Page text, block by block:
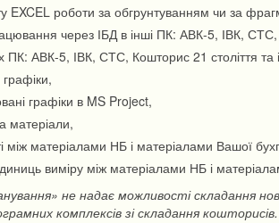
EXCEL роботи за обгрунтуванням чи за
через ІБД в інші ПК: АВК-5, ІВК, СТС,
ПК: АВК-5, ІВК, СТС, Кошторис 21 століття та
графіки в MS Project,
матеріали,
між матеріалами НБ і матеріалами Вашої
виміру між матеріалами НБ і
не надає можливості складання
комплексів зі складання кошторисів.